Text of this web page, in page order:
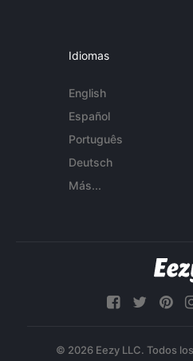
Idiomas
English
Español
Português
Deutsch
Más...
© 2026 Eezy LLC. Todos